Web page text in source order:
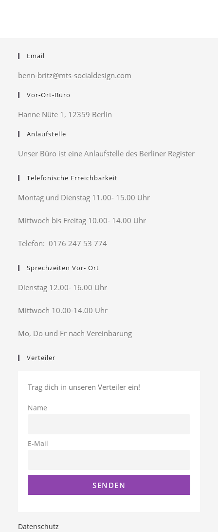
Email
benn-britz@mts-socialdesign.com
Vor-Ort-Büro
Hanne Nüte 1, 12359 Berlin
Anlaufstelle
Unser Büro ist eine Anlaufstelle des Berliner Register
Telefonische Erreichbarkeit
Montag und Dienstag 11.00- 15.00 Uhr
Mittwoch bis Freitag 10.00- 14.00 Uhr
Telefon: 0176 247 53 774
Sprechzeiten Vor- Ort
Dienstag 12.00- 16.00 Uhr
Mittwoch 10.00-14.00 Uhr
Mo, Do und Fr nach Vereinbarung
Verteiler
Trag dich in unseren Verteiler ein!
Name
E-Mail
Datenschutz